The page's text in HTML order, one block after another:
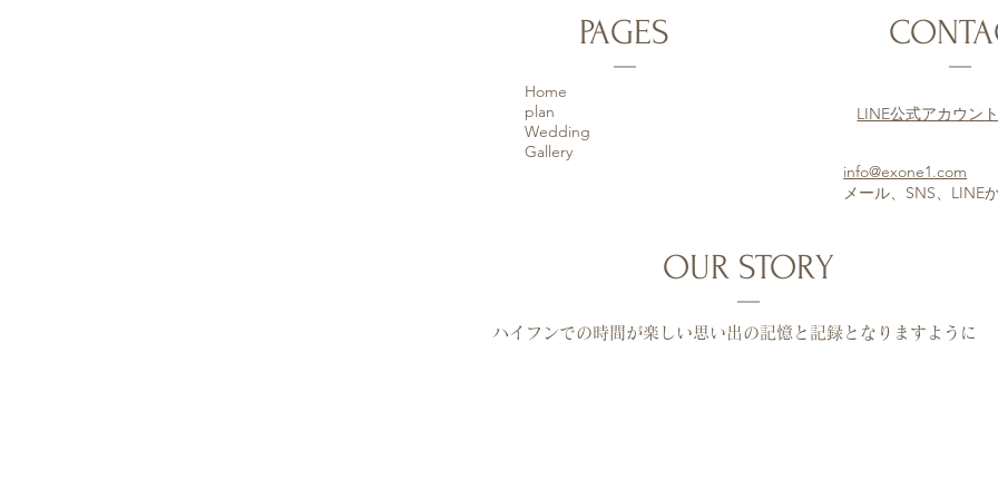
PAGES
Home
plan
Wedding
Gallery
LINE公式アカウント
info@exone1.com
メール、SNS、LINE
OUR STORY
ハイフンでの時間が楽しい思い出の記憶と記録となりますように